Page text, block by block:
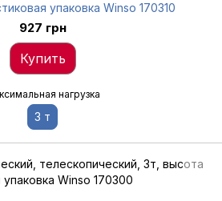
упаковка Winso 170310
927 грн
Купить
нагрузка
3 т